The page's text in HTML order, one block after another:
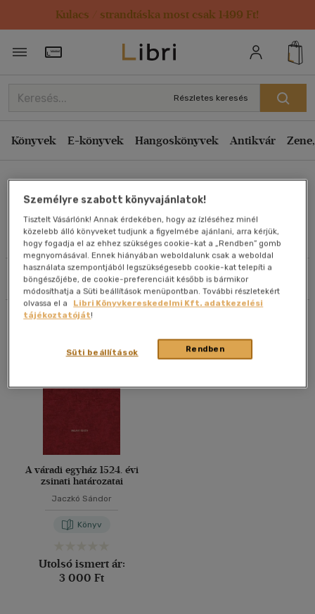
Kulacs / strandtáska most csak 1499 Ft!
Törzsvásárlói Kártya adatai
Részletes keresés
Könyvek E-könyvek Hangoskönyvek Antikvár
Művei
Szűrés Rendezés
Rendezés
Kiadás éve szerint csökkenő
Ár szerint csökkenő
Eladott darabszám szerint csökkenő
Eladott darabszám szerint növekvő
Cím szerint A-Z
Szerző szerint A-Z
Megjelenítés
20 db / oldal
Alkalmaz
A váradi egyház 1524. évi
zsinati határozatai
Jaczkó Sándor
Könyv
Utolsó ismert ár:
3 000 Ft
Személyre szabott könyvajánlatok!
Tisztelt Vásárlónk! Annak érdekében, hogy az ízléséhez minél
közelebb álló könyveket tudjunk a figyelmébe ajánlani, arra kérjük,
hogy fogadja el az ehhez szükséges cookie-kat a „Rendben” gomb
megnyomásával. Ennek hiányában weboldalunk csak a weboldal
használata szempontjából legszükségesebb cookie-kat telepíti a
böngészőjébe, de cookie-preferenciáit később is bármikor
módosíthatja a Süti beállítások menüpontban. További részletekért
olvassa el a
Libri Könyvkereskedelmi Kft. adatkezelési
tájékoztatóját!
Rendben
Süti beállítások